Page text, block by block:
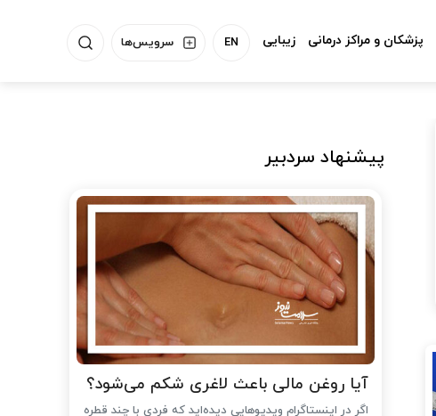
سرویس‌ها EN پزشکان و مراکز درمانی زیبایی
پیشنهاد سردبیر
آیا روغن مالی باعث لاغری شکم می‌شود؟
اگر در اینستاگرام ویدیوهایی دیده‌اید که فردی با چند قطره